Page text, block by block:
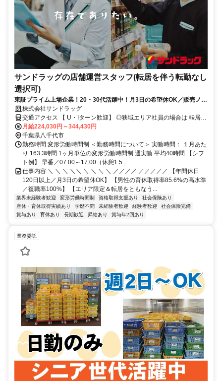
サンドラッグの店舗運営スタッフ(転居を伴う転勤なし
選択可)
東証プライム上場企業！20・30代活躍中！月3日の希望休OK／販売ノル
マなし／年収例32歳SV816万円／販促企画～商品管理など店舗運営がメ
インの仕事
株式会社サンドラッグ
交通アクセス 【 U・Iターン歓迎】 ◎狭域エリア社員の場合は 転居を
伴う転勤はありません。 ◎マイカー通勤OK
月給224,030円～344,430円
千葉県八千代市
勤務時間 変形労働時間制 ＜勤務時間について＞ 実働時間： １月あた
り 163.3時間 1ヶ月単位の変形労働時間制 週実働 平均40時間 【シフ
ト例】 早番／07:00～17:00（休憩1.5...
仕事内容 ＼ ＼ ＼ ＼＼ ＼ ＼ ＼ ＼ ／／／／ ／／／／／ 【年間休日
120日以上／月3日の希望休OK】 【男性の育休取得率85.6%の高水準
／復職率100%】 【エリア限定＆転居をともなう...
業界未経験者歓迎 変形労働時間制 資格取得支援あり
社会保険あり
産休・育休取得実績あり
学歴不問 未経験者歓迎 経験者歓迎
社会保険完備
賞与あり
育休あり 長期歓迎 昇給あり 賞与年2回あり
業務委託